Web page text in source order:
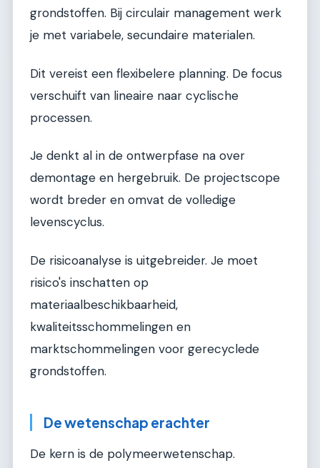
grondstoffen. Bij circulair management werk
je met variabele, secundaire materialen.
Dit vereist een flexibelere planning. De focus
verschuift van lineaire naar cyclische
processen.
Je denkt al in de ontwerpfase na over
demontage en hergebruik. De projectscope
wordt breder en omvat de volledige
levenscyclus.
De risicoanalyse is uitgebreider. Je moet
risico's inschatten op
materiaalbeschikbaarheid,
kwaliteitsschommelingen en
marktschommelingen voor gerecyclede
grondstoffen.
De wetenschap erachter
De kern is de polymeerwetenschap.